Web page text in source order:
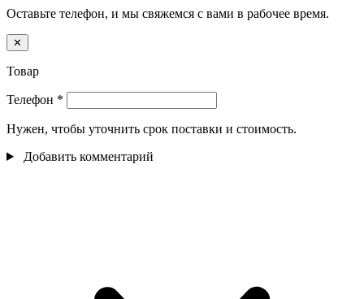
Оставьте телефон, и мы свяжемся с вами в рабочее время.
✕
Товар
Телефон *
Нужен, чтобы уточнить срок поставки и стоимость.
Добавить комментарий